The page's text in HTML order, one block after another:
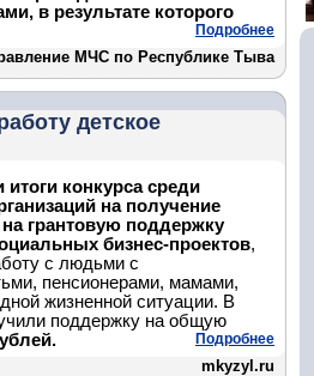
в результате которого
Подробнее
МЧС по Республике Тыва
детское
конкурса среди
на получение
на грантовую поддержку
бизнес-проектов,
с людьми с
пенсионерами, мамами,
жизненной ситуации. В
поддержку на общую
Подробнее
mkyzyl.ru